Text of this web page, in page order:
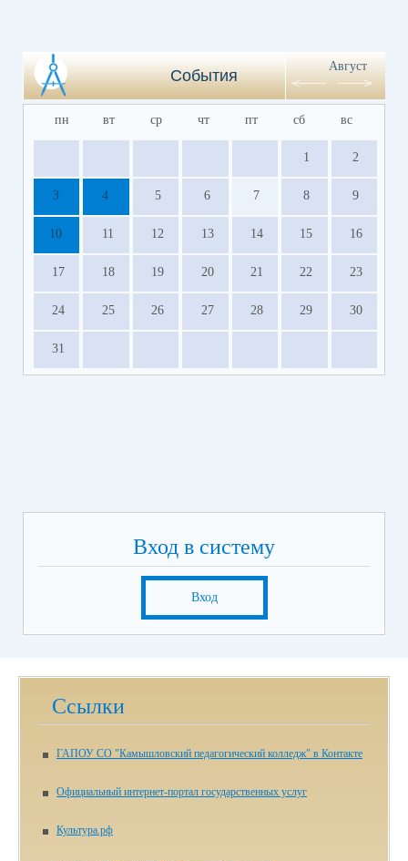
События
Август
пн вт ср чт пт сб вс
1 2
3 4 5 6 7 8 9
10 11 12 13 14 15 16
17 18 19 20 21 22 23
24 25 26 27 28 29 30
31
Вход в систему
Вход
Ссылки
ГАПОУ СО "Камышловский педагогический колледж" в Контакте
Официальный интернет-портал государственных услуг
Культура.рф